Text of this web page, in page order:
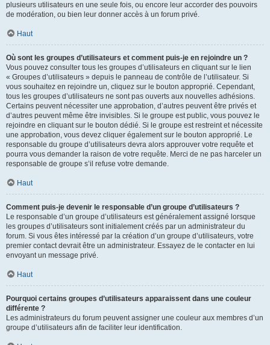
plusieurs utilisateurs en une seule fois, ou encore leur accorder des pouvoirs
de modération, ou bien leur donner accès à un forum privé.
Haut
Où sont les groupes d’utilisateurs et comment puis-je en rejoindre un ?
Vous pouvez consulter tous les groupes d’utilisateurs en cliquant sur le lien
« Groupes d’utilisateurs » depuis le panneau de contrôle de l’utilisateur. Si
vous souhaitez en rejoindre un, cliquez sur le bouton approprié. Cependant,
tous les groupes d’utilisateurs ne sont pas ouverts aux nouvelles adhésions.
Certains peuvent nécessiter une approbation, d’autres peuvent être privés et
d’autres peuvent même être invisibles. Si le groupe est public, vous pouvez le
rejoindre en cliquant sur le bouton dédié. Si le groupe est restreint et nécessite
une approbation, vous devez cliquer également sur le bouton approprié. Le
responsable du groupe d’utilisateurs devra alors approuver votre requête et
pourra vous demander la raison de votre requête. Merci de ne pas harceler un
responsable de groupe s’il refuse votre demande.
Haut
Comment puis-je devenir le responsable d’un groupe d’utilisateurs ?
Le responsable d’un groupe d’utilisateurs est généralement assigné lorsque
les groupes d’utilisateurs sont initialement créés par un administrateur du
forum. Si vous êtes intéressé par la création d’un groupe d’utilisateurs, votre
premier contact devrait être un administrateur. Essayez de le contacter en lui
envoyant un message privé.
Haut
Pourquoi certains groupes d’utilisateurs apparaissent dans une couleur
différente ?
Les administrateurs du forum peuvent assigner une couleur aux membres d’un
groupe d’utilisateurs afin de faciliter leur identification.